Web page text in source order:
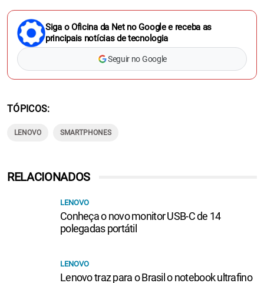
Siga o Oficina da Net no Google e receba as
principais notícias de tecnologia
Seguir no Google
TÓPICOS
LENOVO SMARTPHONES
RELACIONADOS
LENOVO
Conheça o novo monitor USB-C de 14
polegadas portátil
LENOVO
Lenovo traz para o Brasil o notebook ultrafino